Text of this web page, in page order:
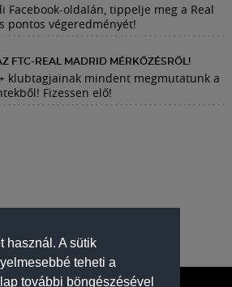
használ. A sütik
teheti a
további böngészésével
Facebook-oldalán, tippelje meg a Real
pontos végeredményét!
FTC-REAL MADRID MÉRKŐZÉSRŐL!
klubtagjainak mindent megmutatunk a
Fizessen elő!